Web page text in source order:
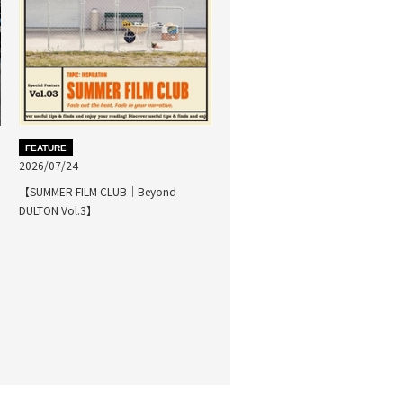
FEATURE
2026/07/24
【SUMMER FILM CLUB｜Beyond
DULTON Vol.3】